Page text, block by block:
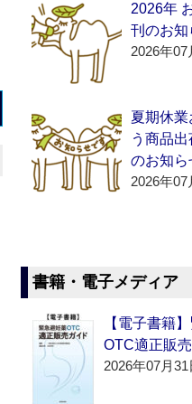
2026年
刊のお知
2026年07
夏期休
う商品
のお知ら
2026年07
書籍・電子メディア
【電子書籍
OTC適正販
2026年07月31